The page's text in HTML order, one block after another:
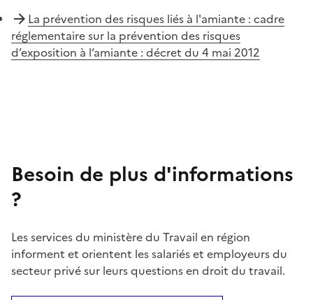
La prévention des risques liés à l'amiante : cadre
réglementaire sur la prévention des risques
d’exposition à l’amiante : décret du 4 mai 2012
Besoin de plus d'informations
?
Les services du ministère du Travail en région
informent et orientent les salariés et employeurs du
secteur privé sur leurs questions en droit du travail.